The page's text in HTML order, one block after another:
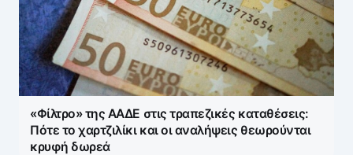
«Φίλτρο» της ΑΑΔΕ στις τραπεζικές καταθέσεις:
Πότε το χαρτζιλίκι και οι αναλήψεις θεωρούνται
κρυφή δωρεά